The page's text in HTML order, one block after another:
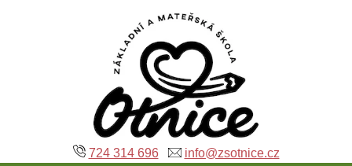
724 314 696 info@zsotnice.cz